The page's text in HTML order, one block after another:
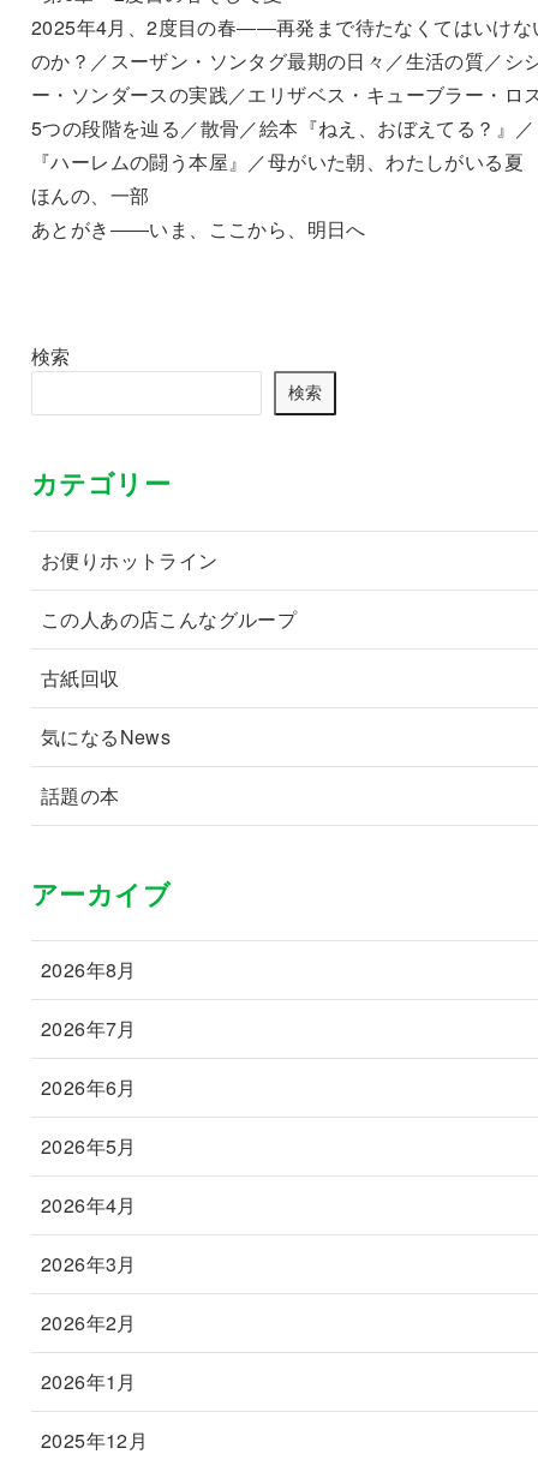
2025年4月、2度目の春――再発まで待たなくてはいけな
のか？／スーザン・ソンタグ最期の日々／生活の質／シ
ー・ソンダースの実践／エリザベス・キューブラー・
5つの段階を辿る／散骨／絵本『ねえ、おぼえてる？』／
『ハーレムの闘う本屋』／母がいた朝、わたしがいる夏
ほんの、一部
あとがき――いま、ここから、明日へ
検索
検索
カテゴリー
お便りホットライン
この人あの店こんなグループ
古紙回収
気になるNews
話題の本
アーカイブ
2026年8月
2026年7月
2026年6月
2026年5月
2026年4月
2026年3月
2026年2月
2026年1月
2025年12月